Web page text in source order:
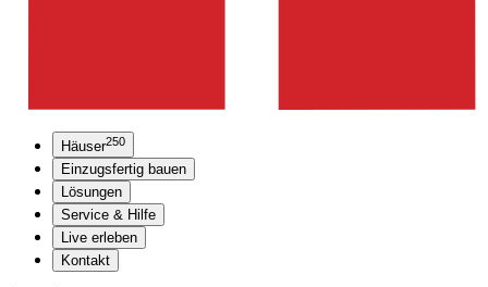
Häuser250
Einzugsfertig bauen
Lösungen
Service & Hilfe
Live erleben
Kontakt